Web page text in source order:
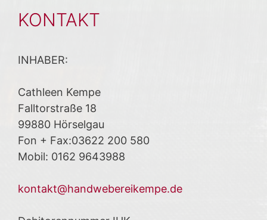
KONTAKT
INHABER:
Cathleen Kempe
Falltorstraße 18
99880 Hörselgau
Fon + Fax:03622 200 580
Mobil: 0162 9643988
kontakt@handwebereikempe.de